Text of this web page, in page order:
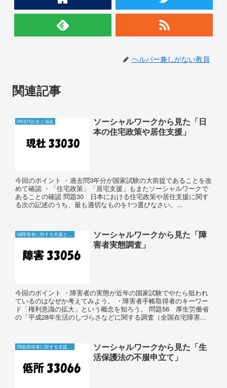
ヘルパー兼しがない教員
関連記事
04現代社会と福祉
ソーシャルワークから見た「日
本の住宅政策や居住支援」
今回のポイント ・過去問3年分が国家試験の大前提であることを改
めて確認 ・「住宅政策」「居宅支援」もまたソーシャルワークで
あることの確認 問題30 日本における住宅政策や居住支援に関す
る次の記述のうち、最も適切なものを1つ選びなさい。...
08障害者に対する支援と障害者自立支援制度
ソーシャルワークから見た「障
害者実態調査」
今回のポイント ・障害者の実態が近年の国家試験でやたら狙われ
ているのはなぜか考えてみよう。 ・障害者手帳取得者のキーワー
ド「権利意識の拡大」という概念を知ろう。 問題56 厚生労働省
の「平成28年生活のしづらさなどに関する調査（全国在宅障害...
09低所得者に対する支援と生活保護制度
ソーシャルワークから見た「生
活保護法の不服申立て」